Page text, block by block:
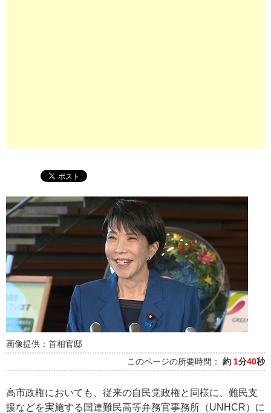
画像提供：首相官邸
このページの所要時間： 約 1分40秒
高市政権においても、従来の自民党政権と同様に、難民支
援などを実施する国連難民高等弁務官事務所（UNHCR）に